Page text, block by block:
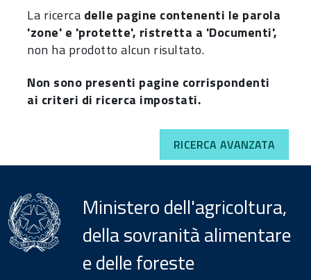
La ricerca delle pagine contenenti le parola
'zone' e 'protette', ristretta a 'Documenti',
non ha prodotto alcun risultato.
Non sono presenti pagine corrispondenti
ai criteri di ricerca impostati.
RICERCA AVANZATA
Ministero dell'agricoltura,
della sovranità alimentare
e delle foreste